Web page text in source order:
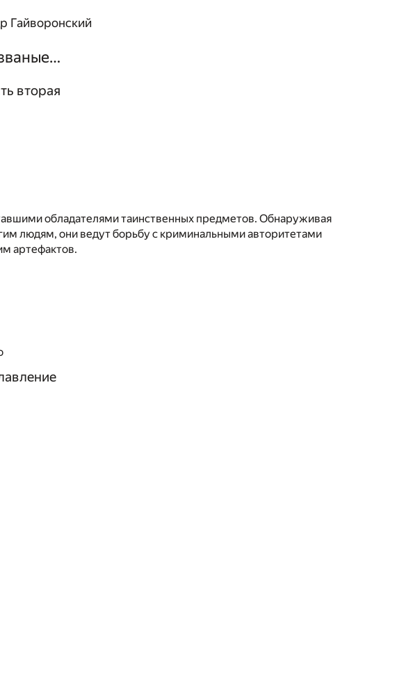
Гайворонский
вторая
обладателями таинственных предметов. Обнаруживая
людям, они ведут борьбу с криминальными авторитетами
артефактов.